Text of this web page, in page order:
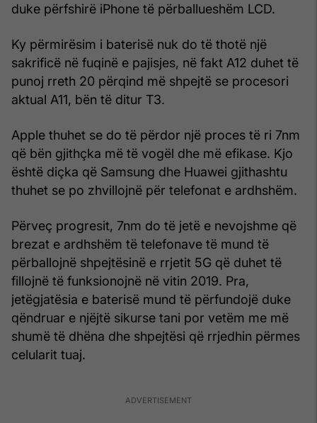
duke përfshirë iPhone të përballueshëm LCD.
Ky përmirësim i baterisë nuk do të thotë një
sakrificë në fuqinë e pajisjes, në fakt A12 duhet të
punoj rreth 20 përqind më shpejtë se procesori
aktual A11, bën të ditur T3.
Apple thuhet se do të përdor një proces të ri 7nm
që bën gjithçka më të vogël dhe më efikase. Kjo
është diçka që Samsung dhe Huawei gjithashtu
thuhet se po zhvillojnë për telefonat e ardhshëm.
Përveç progresit, 7nm do të jetë e nevojshme që
brezat e ardhshëm të telefonave të mund të
përballojnë shpejtësinë e rrjetit 5G që duhet të
fillojnë të funksionojnë në vitin 2019. Pra,
jetëgjatësia e baterisë mund të përfundojë duke
qëndruar e njëjtë sikurse tani por vetëm me më
shumë të dhëna dhe shpejtësi që rrjedhin përmes
celularit tuaj.